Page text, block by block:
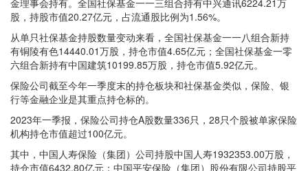
金理事会持有。全国社保基金一一三组合持有中兴通讯6224.21万
股，持股市值20.27亿元，占流通股比例为1.56%。
从单只社保基金持股数量变动来看，全国社保基金一一八组合新持
有铜陵有色14440.01万股，持仓市值4.65亿元；全国社保基金一零
六组合新持有中国建筑10199.85万股，持仓市值5.92亿元。
保险公司截至今年一季度末的持仓板块和社保基金类似，保险、银
行等金融企业是其重点持仓标的。
2023年一季报，保险公司持仓A股数量336只，28只个股被单家保险
机构持仓市值超过100亿元。
其中，中国人寿保险（集团）公司持股中国人寿1932353.00万股，
持仓市值6432.80亿元；中国平安保险（集团）股份有限公司持股平